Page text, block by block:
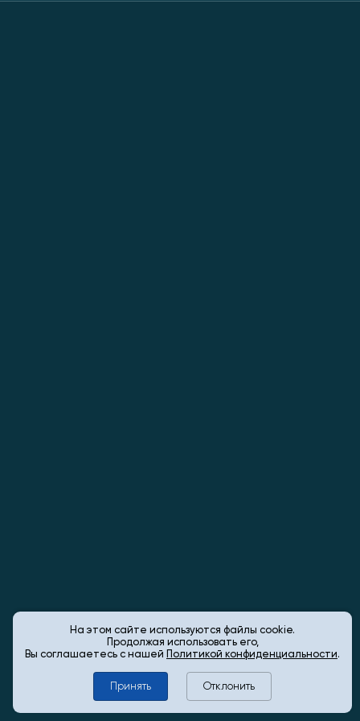
На этом сайте используются файлы cookie.
Продолжая использовать его,
Вы соглашаетесь с нашей Политикой конфиденциальности.
Принять Отклонить